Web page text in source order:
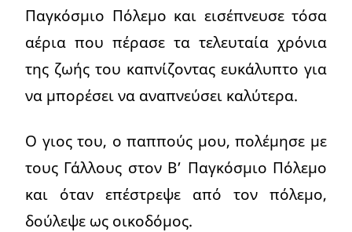
Παγκόσμιο Πόλεμο και εισέπνευσε τόσα
αέρια που πέρασε τα τελευταία χρόνια
της ζωής του καπνίζοντας ευκάλυπτο για
να μπορέσει να αναπνεύσει καλύτερα.
Ο γιος του, ο παππούς μου, πολέμησε με
τους Γάλλους στον Β’ Παγκόσμιο Πόλεμο
και όταν επέστρεψε από τον πόλεμο,
δούλεψε ως οικοδόμος.